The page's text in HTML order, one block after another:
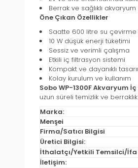
Berrak ve sağlıklı
Öne Çıkan Özellikler
Saatte 600 litre su
10 W düşük enerji tüketimi
Sessiz ve verimli çalışma
Etkili iç filtrasyon sistemi
Kompakt ve dayanıklı
Kolay kurulum ve kullanım
Sobo WP-1300F Akvaryum
uzun süreli temizlik ve
Marka:
Menşei
Firma/Satıcı Bilgisi
Üretici Bilgisi:
İthalatçı/Yetkili Temsilci/İfa
İletişim: